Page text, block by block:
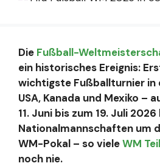
Die Fußball-
ein historisches Ereignis:
wichtigste Fußballturnier in
USA, Kanada und Mexiko –
11. Juni bis zum 19. Juli
Nationalmannschaften um
WM-Pokal – so vieleWM
noch nie.